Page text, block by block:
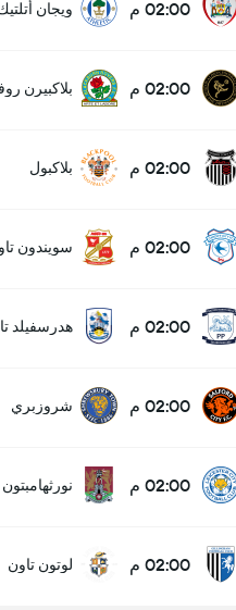
02:00 م ويجان
02:00 م بلاكبيرن
02:00 م بلاكبول
02:00 م سويندون
02:00 م هدرسفيلد
02:00 م شروزبري
02:00 م
02:00 م لوتون تاون